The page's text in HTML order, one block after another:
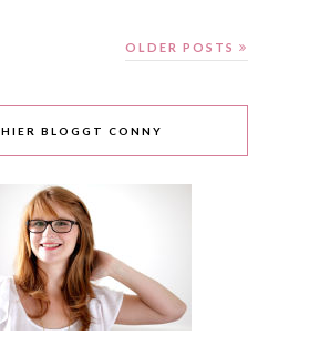
OLDER POSTS
HIER BLOGGT CONNY